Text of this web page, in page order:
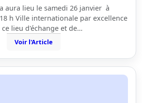
aura lieu le samedi 26 janvier à
h Ville internationale par excellence
lieu d'échange et de…
Voir l'Article